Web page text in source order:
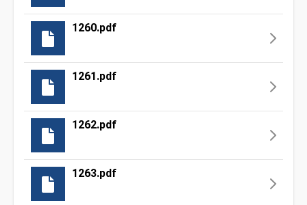
1260.pdf
1261.pdf
1262.pdf
1263.pdf